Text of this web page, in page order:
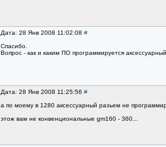
Дата: 28 Янв 2008 11:02:08 #
Спасибо.
Вопрос - как и каким ПО программируется
Дата: 28 Янв 2008 11:25:56 #
а по моему в 1280 аксессуарный разьем не
этож вам не конвенциональные gm160 - 360...